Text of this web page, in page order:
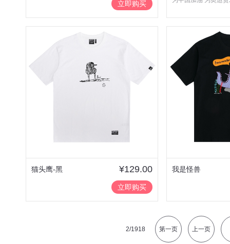
立即购买
猫头鹰-黑 ¥129.00
立即购买
我是怪兽
2/1918 第一页 上一页